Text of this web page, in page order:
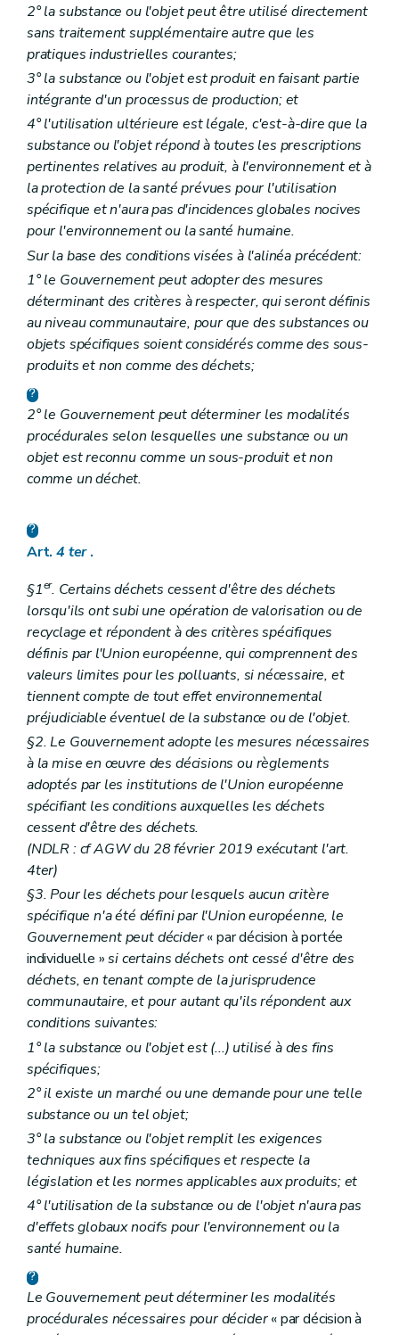
2° la substance ou l'objet peut être utilisé directement
sans traitement supplémentaire autre que les
pratiques industrielles courantes;
3° la substance ou l'objet est produit en faisant partie
intégrante d'un processus de production; et
4° l'utilisation ultérieure est légale, c'est-à-dire que la
substance ou l'objet répond à toutes les prescriptions
pertinentes relatives au produit, à l'environnement et à
la protection de la santé prévues pour l'utilisation
spécifique et n'aura pas d'incidences globales nocives
pour l'environnement ou la santé humaine.
Sur la base des conditions visées à l'alinéa précédent:
1° le Gouvernement peut adopter des mesures
déterminant des critères à respecter, qui seront définis
au niveau communautaire, pour que des substances ou
objets spécifiques soient considérés comme des sous-
produits et non comme des déchets;
2° le Gouvernement peut déterminer les modalités
procédurales selon lesquelles une substance ou un
objet est reconnu comme un sous-produit et non
comme un déchet.
Art.4 ter .
§1er. Certains déchets cessent d'être des déchets
lorsqu'ils ont subi une opération de valorisation ou de
recyclage et répondent à des critères spécifiques
définis par l'Union européenne, qui comprennent des
valeurs limites pour les polluants, si nécessaire, et
tiennent compte de tout effet environnemental
préjudiciable éventuel de la substance ou de l'objet.
§2. Le Gouvernement adopte les mesures nécessaires
à la mise en œuvre des décisions ou règlements
adoptés par les institutions de l'Union européenne
spécifiant les conditions auxquelles les déchets
cessent d'être des déchets.
(NDLR : cf AGW du 28 février 2019 exécutant l'art.
4ter)
§3. Pour les déchets pour lesquels aucun critère
spécifique n'a été défini par l'Union européenne, le
Gouvernement peut décider« par décision à portée
individuelle »si certains déchets ont cessé d'être des
déchets, en tenant compte de la jurisprudence
communautaire, et pour autant qu'ils répondent aux
conditions suivantes:
1° la substance ou l'objet est (...) utilisé à des fins
spécifiques;
2° il existe un marché ou une demande pour une telle
substance ou un tel objet;
3° la substance ou l'objet remplit les exigences
techniques aux fins spécifiques et respecte la
législation et les normes applicables aux produits; et
4° l'utilisation de la substance ou de l'objet n'aura pas
d'effets globaux nocifs pour l'environnement ou la
santé humaine.
Le Gouvernement peut déterminer les modalités
procédurales nécessaires pour décider« par décision à